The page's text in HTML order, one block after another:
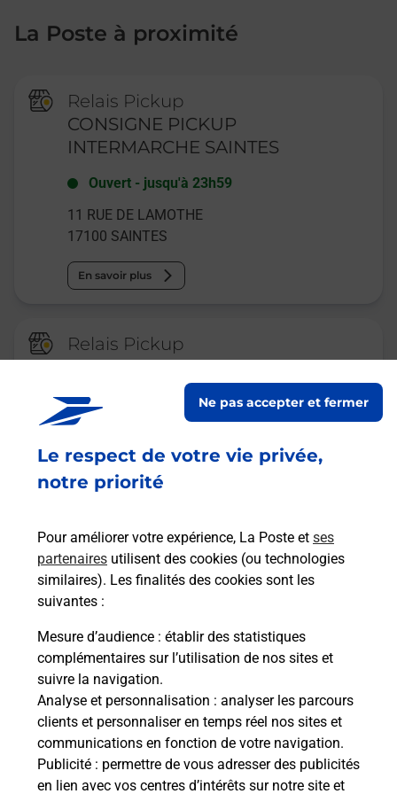
Le respect de votre vie privée,
notre priorité
Pour améliorer votre expérience, La Poste et ses
partenaires utilisent des cookies (ou technologies
similaires). Les finalités des cookies sont les
suivantes :
Mesure d’audience : établir des statistiques
complémentaires sur l’utilisation de nos sites et
suivre la navigation.
Analyse et personnalisation : analyser les parcours
clients et personnaliser en temps réel nos sites et
communications en fonction de votre navigation.
Publicité : permettre de vous adresser des publicités
en lien avec vos centres d’intérêts sur notre site et
Ne pas accepter et fermer
La Poste à proximité
Relais Pickup
CONSIGNE PICKUP
INTERMARCHE SAINTES
Ouvert - jusqu'à 23h59
11 RUE DE LAMOTHE
17100 SAINTES
En savoir plus
Relais Pickup
E LECLERC DRIVE SAINTES
ouvre dimanche à 09h00
AVENUE DE TERREFORT
17100 SAINTES
Malin !
La Poste
en ligne
Ouvert 24h/24
En savoir plus